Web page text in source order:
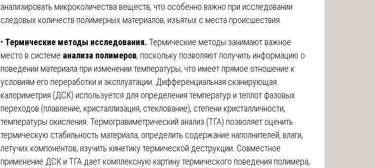
анализировать микроколичества веществ, что особенно важно при исследовании
следовых количеств полимерных материалов, изъятых с места происшествия.
• Термические методы исследования. Термические методы занимают важное
место в системе анализа полимеров, поскольку позволяют получить информацию о
поведении материала при изменении температуры, что имеет прямое отношение к
условиям его переработки и эксплуатации. Дифференциальная сканирующая
калориметрия (ДСК) используется для определения температур и теплот фазовых
переходов (плавление, кристаллизация, стеклование), степени кристалличности,
температуры окисления. Термогравиметрический анализ (ТГА) позволяет оценить
термическую стабильность материала, определить содержание наполнителей, влаги,
летучих компонентов, изучить кинетику термической деструкции. Совместное
применение ДСК и ТГА дает комплексную картину термического поведения полимера,